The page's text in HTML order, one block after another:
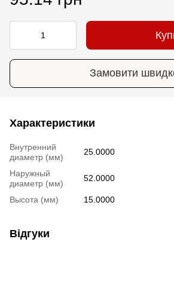
Замовити
Характеристики
Внутренний
диаметр (мм)
25.0000
Наружный
диаметр (мм)
52.0000
Высота (мм) 15.0000
Відгуки